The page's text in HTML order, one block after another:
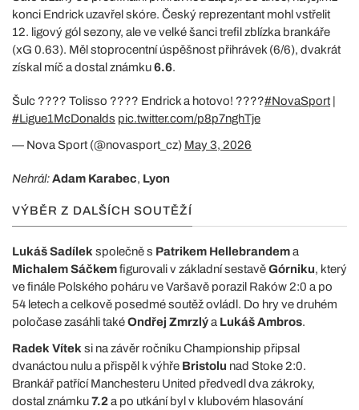
konci Endrick uzavřel skóre. Český reprezentant mohl vstřelit
12. ligový gól sezony, ale ve velké šanci trefil zblízka brankáře
(xG 0.63). Měl stoprocentní úspěšnost přihrávek (6/6), dvakrát
získal míč a dostal známku6.6.
Šulc ???? Tolisso ???? Endrick a hotovo! ????#NovaSport
#Ligue1McDonalds pic.twitter.com/p8p7nghTje
— Nova Sport (@novasport_cz) May 3, 2026
Nehrál:Adam Karabec, Lyon
VÝBĚR Z DALŠÍCH SOUTĚŽÍ
Lukáš Sadílek společně s Patrikem Hellebrandema
Michalem Sáčkemfigurovali v základní sestavěGórniku, který
ve finále Polského poháru ve Varšavě porazil Raków 2:0 a po
54 letech a celkově posedmé soutěž ovládl. Do hry ve druhém
poločase zasáhli takéOndřej Zmrzlýa Lukáš Ambros.
Radek Vítek si na závěr ročníku Championship připsal
dvanáctou nulu a přispěl k výhře Bristolu nad Stoke 2:0.
Brankář patřící Manchesteru United předvedl dva zákroky,
dostal známku7.2a po utkání byl v klubovém hlasování